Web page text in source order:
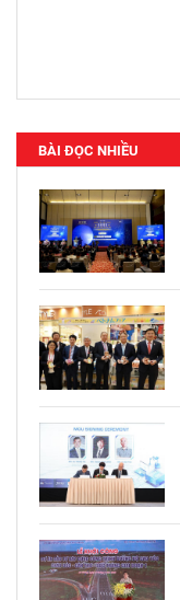
BÀI ĐỌC NHIỀU